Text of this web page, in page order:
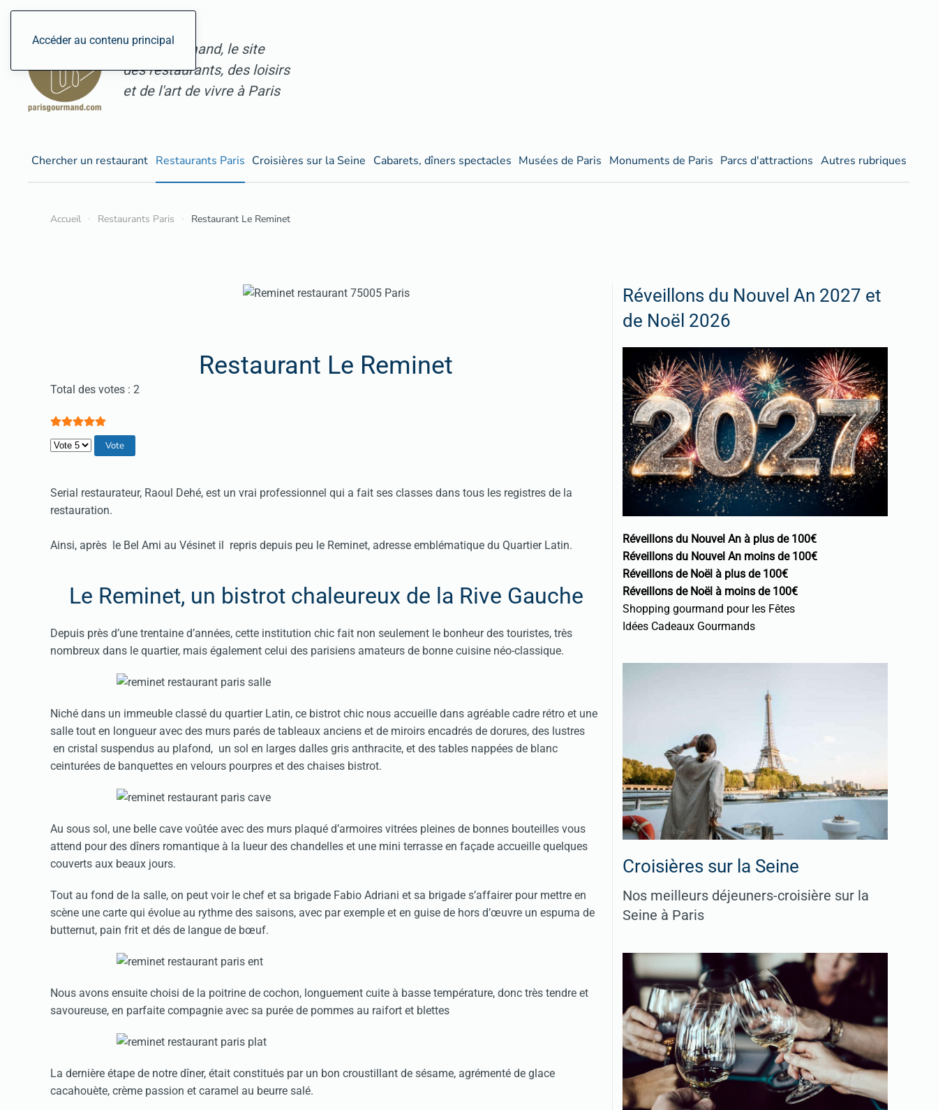
Accéder au contenu principal
ParisGourmand, le site
des restaurants, des loisirs
et de l'art de vivre à Paris
Chercher un restaurant Restaurants Paris Croisières sur la Seine Cabarets, dîners spectacles Musées de Paris Monuments de Paris Parcs d'attractions Autres rubriques
Accueil Restaurants Paris Restaurant Le Reminet
Restaurant Le Reminet
Vote utilisateur:5/
Total des votes : 2
Veuillez voter
Serial restaurateur, Raoul Dehé, est un vrai professionnel qui a fait ses classes dans tous les registres de la
restauration.
Ainsi, après le Bel Ami au Vésinet il repris depuis peu le Reminet, adresse emblématique du Quartier Latin.
Le Reminet, un bistrot chaleureux de la Rive Gauche
Depuis près d’une trentaine d’années, cette institution chic fait non seulement le bonheur des touristes, très
nombreux dans le quartier, mais également celui des parisiens amateurs de bonne cuisine néo-classique.
Niché dans un immeuble classé du quartier Latin, ce bistrot chic nous accueille dans agréable cadre rétro et une
salle tout en longueur avec des murs parés de tableaux anciens et de miroirs encadrés de dorures, des lustres
en cristal suspendus au plafond, un sol en larges dalles gris anthracite, et des tables nappées de blanc
ceinturées de banquettes en velours pourpres et des chaises bistrot.
Au sous sol, une belle cave voûtée avec des murs plaqué d’armoires vitrées pleines de bonnes bouteilles vous
attend pour des dîners romantique à la lueur des chandelles et une mini terrasse en façade accueille quelques
couverts aux beaux jours.
Tout au fond de la salle, on peut voir le chef et sa brigade Fabio Adriani et sa brigade s’affairer pour mettre en
scène une carte qui évolue au rythme des saisons, avec par exemple et en guise de hors d’œuvre un espuma de
butternut, pain frit et dés de langue de bœuf.
Nous avons ensuite choisi de la poitrine de cochon, longuement cuite à basse température, donc très tendre et
savoureuse, en parfaite compagnie avec sa purée de pommes au raifort et blettes
La dernière étape de notre dîner, était constitués par un bon croustillant de sésame, agrémenté de glace
cacahouète, crème passion et caramel au beurre salé.
Réveillons du Nouvel An 2027 et
de Noël 2026
Réveillons du Nouvel An à plus de 100€
Réveillons du Nouvel An moins de 100€
Réveillons de Noël à plus de 100€
Réveillons de Noël à moins de 100€
Shopping gourmand pour les Fêtes
Idées Cadeaux Gourmands
Croisières sur la Seine
Nos meilleurs déjeuners-croisière sur la
Seine à Paris